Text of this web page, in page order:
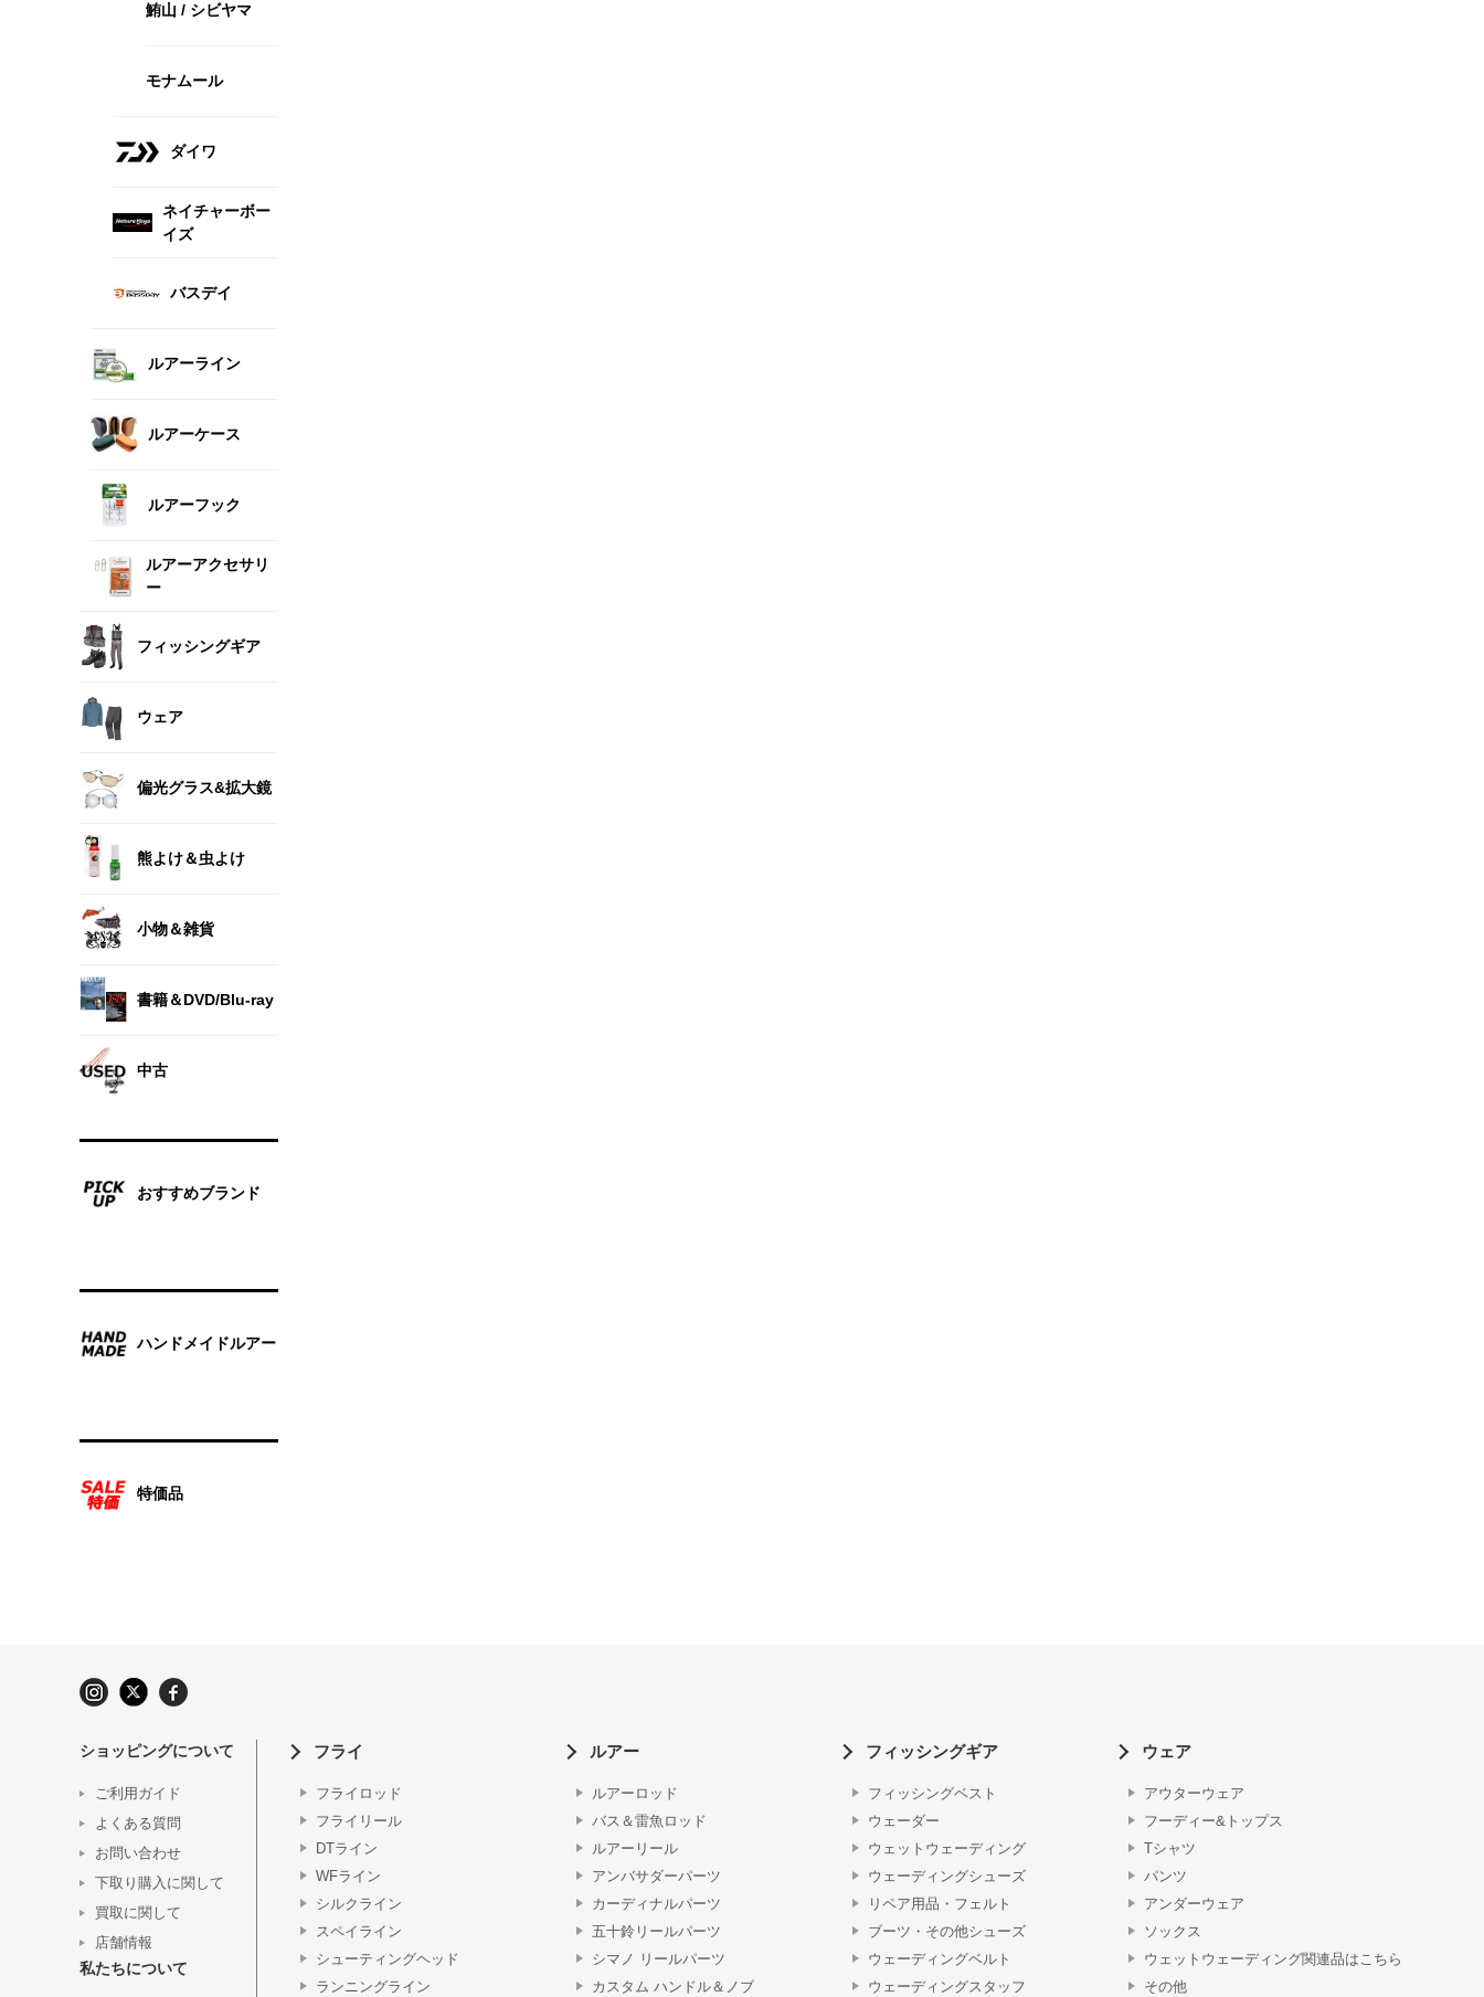
鮪山 / シビヤマ
モナムール
ダイワ
ネイチャーボー
イズ
バスデイ
ルアーライン
ルアーケース
ルアーフック
ルアーアクセサリ
ー
フィッシングギア
ウェア
偏光グラス&拡大鏡
熊よけ＆虫よけ
小物＆雑貨
書籍＆DVD/Blu-ray
中古
おすすめブランド
ハンドメイドルアー
特価品
ショッピングについて
ご利用ガイド
よくある質問
お問い合わせ
下取り購入に関して
買取に関して
店舗情報
私たちについて
フライ
フライロッド
フライリール
DTライン
WFライン
シルクライン
スペイライン
シューティングヘッド
ランニングライン
ルアー
ルアーロッド
バス＆雷魚ロッド
ルアーリール
アンバサダーパーツ
カーディナルパーツ
五十鈴リールパーツ
シマノ リールパーツ
カスタム ハンドル＆ノブ
フィッシングギア
フィッシングベスト
ウェーダー
ウェットウェーディング
ウェーディングシューズ
リペア用品・フェルト
ブーツ・その他シューズ
ウェーディングベルト
ウェーディングスタッフ
ウェア
アウターウェア
フーディー&トップス
Tシャツ
パンツ
アンダーウェア
ソックス
ウェットウェーディング関連品はこちら
その他